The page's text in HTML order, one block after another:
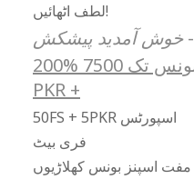
لطف اٹھائیں!
خوش آمدید پیشکش -
200% بونس تک 7500
PKR +
50FS + 5PKR اسپورٹس
فری بیٹ
مفت اسپنز بونس کھلاڑیوں